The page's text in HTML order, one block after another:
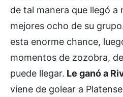
de tal manera que llegó
mejores ocho de su
esta enorme chance,
momentos de zozobra,
puede llegar. Le ganó a
viene de golear a